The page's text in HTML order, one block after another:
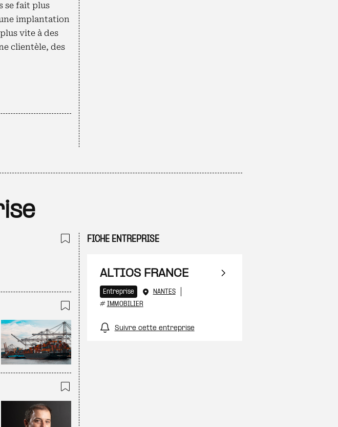
se fait plus
implantation
vite à des
clientèle, des
Ajouter à ma sélection
Ajouter à ma sélection
Ajouter à ma sélection
FICHE ENTREPRISE
ALTIOS FRANCE
Entreprise
NANTES
# IMMOBILIER
Suivre cette entreprise